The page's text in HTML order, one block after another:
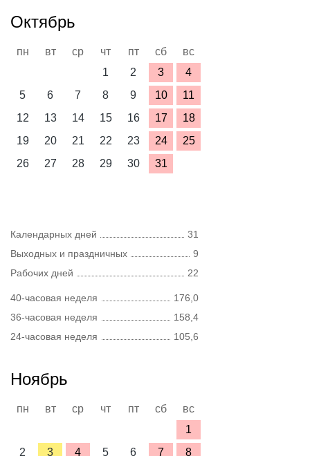
Октябрь
пн вт ср чт пт сб
вс
1
2 3
4
5
6 7 8 9 10
11
12
13 14 15 16 17
18
19
20 21 22 23 24
25
26
27 28 29 30 31
Календарных дней
31
Выходных и праздничных
9
Рабочих дней
22
40-часовая неделя
176,0
36-часовая неделя
158,4
24-часовая неделя
105,6
Ноябрь
пн вт ср чт пт сб
вс
1
2
3 4 5 6 7 8